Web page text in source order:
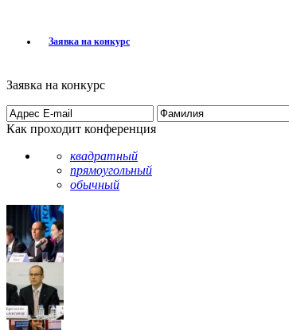
Заявка на конкурс
Заявка на конкурс
Как проходит конференция
квадратный
прямоугольный
обычный